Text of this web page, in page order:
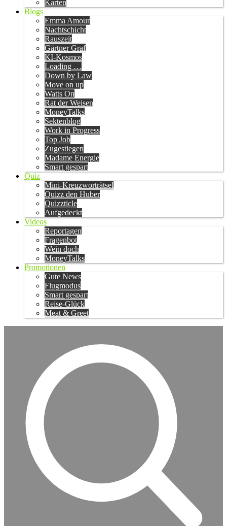
Karten
Blogs
Emma Amour
Nachtschicht
Rauszeit
Gärtner Graf
KI-Kosmos
Loading …
Down by Law
Move on up
Watts On
Rat der Weisen
MoneyTalks
Sektenblog
Work in Progress
Top Job
Zugestiegen
Madame Energie
Smart gespart
Quiz
Mini-Kreuzworträtsel
Quizz den Huber
Quizzticle
Aufgedeckt
Videos
Reportagen
Fragenbot
Wein doch
MoneyTalks
Promotionen
Gute News
Flugmodus
Smart gespart
Reise-Glück
Meat & Greet